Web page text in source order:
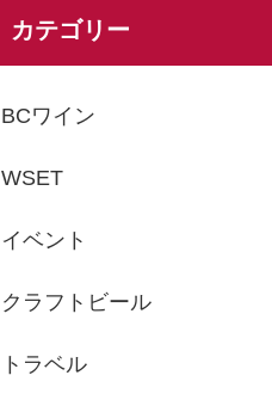
カテゴリー
BCワイン
WSET
イベント
クラフトビール
トラベル